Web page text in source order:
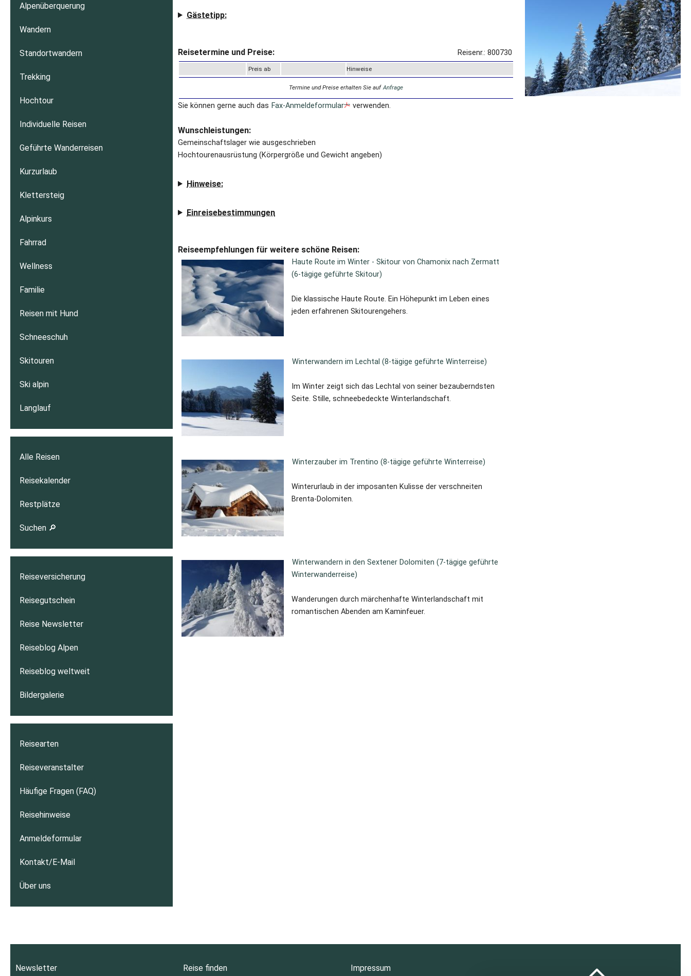
Gästetipp:
Reisetermine und Preise: Reisenr.: 800730
Preis ab Hinweise
Termine und Preise erhalten Sie auf Anfrage
Sie können gerne auch das Fax-Anmeldeformular verwenden.
Wunschleistungen:
Gemeinschaftslager wie ausgeschrieben
Hochtourenausrüstung (Körpergröße und Gewicht angeben)
Hinweise:
Einreisebestimmungen
Reiseempfehlungen für weitere schöne Reisen:
Haute Route im Winter - Skitour von Chamonix nach Zermatt
(6-tägige geführte Skitour)
Die klassische Haute Route. Ein Höhepunkt im Leben eines
jeden erfahrenen Skitourengehers.
Winterwandern im Lechtal (8-tägige geführte Winterreise)
Im Winter zeigt sich das Lechtal von seiner bezauberndsten
Seite. Stille, schneebedeckte Winterlandschaft.
Winterzauber im Trentino (8-tägige geführte Winterreise)
Winterurlaub in der imposanten Kulisse der verschneiten
Brenta-Dolomiten.
Winterwandern in den Sextener Dolomiten (7-tägige geführte
Winterwanderreise)
Wanderungen durch märchenhafte Winterlandschaft mit
romantischen Abenden am Kaminfeuer.
Alpenüberquerung
Wandern
Standortwandern
Trekking
Hochtour
Individuelle Reisen
Geführte Wanderreisen
Kurzurlaub
Klettersteig
Alpinkurs
Fahrrad
Wellness
Familie
Reisen mit Hund
Schneeschuh
Skitouren
Ski alpin
Langlauf
Alle Reisen
Reisekalender
Restplätze
Suchen 🔎
Reiseversicherung
Reisegutschein
Reise Newsletter
Reiseblog Alpen
Reiseblog weltweit
Bildergalerie
Reisearten
Reiseveranstalter
Häufige Fragen (FAQ)
Reisehinweise
Anmeldeformular
Kontakt/E-Mail
Über uns
Newsletter Reise finden Impressum